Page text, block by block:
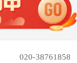
020-38761858